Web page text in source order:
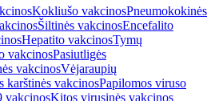
Kokliušo vakcinosPneumokokinės
Šiltinės vakcinosEncefalito
Hepatito vakcinosTymų
vakcinosPasiutligės
vakcinosVėjaraupių
karštinės vakcinosPapilomos viruso
vakcinosKitos virusinės vakcinos